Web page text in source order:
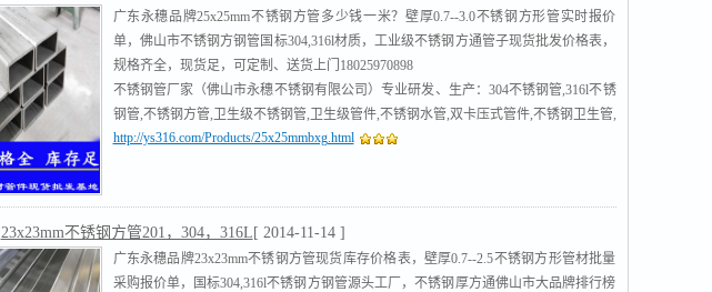
广东永穗品牌25x25mm不锈钢方管多少钱一米？壁厚0.7--3.0不锈钢方形管实时报价
单，佛山市不锈钢方钢管国标304,316l材质，工业级不锈钢方通管子现货批发价格表，
规格齐全，现货足，可定制、送货上门18025970898
不锈钢管厂家（佛山市永穗不锈钢有限公司）专业研发、生产：304不锈钢管,316l不锈
钢管,不锈钢方管,卫生级不锈钢管,卫生级管件,不锈钢水管,双卡压式管件,不锈钢卫生管,
不锈钢圆管,沟槽式管件,不锈钢工业流体管 [查看]
http://ys316.com/Products/25x25mmbxg.html
23x23mm不锈钢方管201，304，316L [ 2014-11-14 ]
广东永穗品牌23x23mm不锈钢方管现货库存价格表，壁厚0.7--2.5不锈钢方形管材批量
采购报价单，国标304,316l不锈钢方钢管源头工厂，不锈钢厚方通佛山市大品牌排行榜